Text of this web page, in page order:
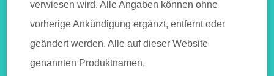
verwiesen wird. Alle Angaben können ohne
vorherige Ankündigung ergänzt, entfernt oder
geändert werden. Alle auf dieser Website
genannten Produktnamen,